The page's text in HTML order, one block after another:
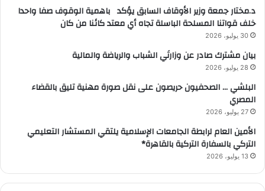
د.مختار جمعة وزير الأوقاف السابق يؤكد باهمية الوقوف صفا واحدا
خلف قواتنا المسلحة الباسلة تجاه أي معتد كائنا من كان
30 يوليو، 2026
بيان مشترك صادر عن وزارتَي الشباب والرياضة والمالية
28 يوليو، 2026
البلشي … الصحفيون حريصون على نقل صورة مهنية تليق بالقضاء
المصري
27 يوليو، 2026
الأمين العام لرابطة الجامعات الإسلامية يلتقي المستشار التعليمي
التركي بالسفارة التركية بالقاهرة*
13 يوليو، 2026